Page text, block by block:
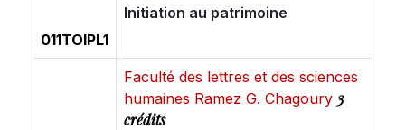
011TOIPL1
Initiation au patrimoine
Faculté des lettres et des sciences
humaines Ramez G. Chagoury 3
crédits